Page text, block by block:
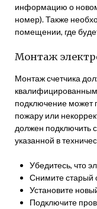
информацию о
номер). Также
помещении, где
Монтаж
Монтаж счетчика
подключение может
пожару или
должен подключить
указанной в
Убедитесь, что
Снимите старый
Установите
Подключите